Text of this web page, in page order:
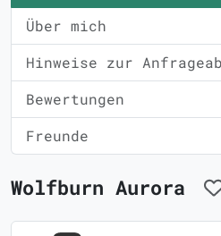
Über mich
Hinweise zur
Bewertungen
Freunde
Wolfburn Aurora